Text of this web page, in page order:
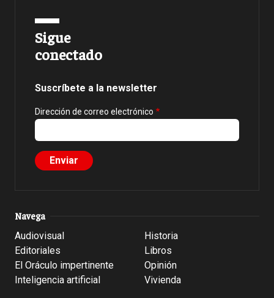
Sigue
conectado
Suscríbete a la newsletter
Dirección de correo electrónico
Navega
Audiovisual
Editoriales
El Oráculo impertinente
Inteligencia artificial
Historia
Libros
Opinión
Vivienda